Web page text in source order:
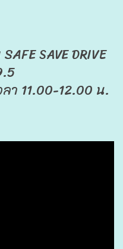
SAVE DRIVE
า 11.00-12.00 น.